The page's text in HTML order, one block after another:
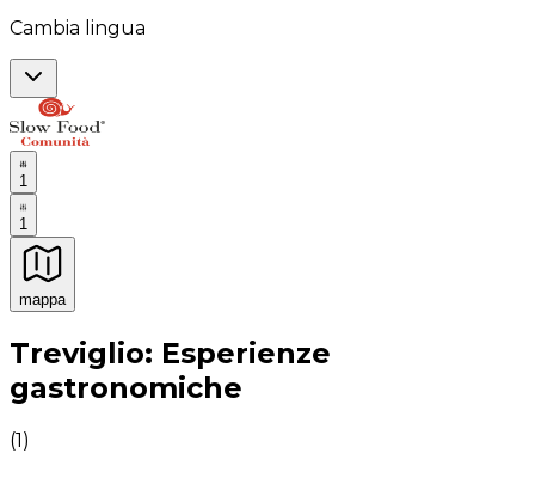
Cambia lingua
1
1
mappa
Esperienze culinarie indimenticabili: Esperienze
Treviglio: Esperienze
gastronomiche
(1)